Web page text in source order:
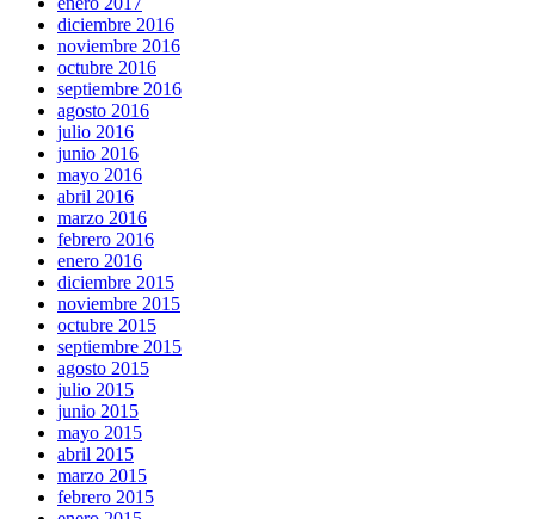
diciembre 2016
noviembre 2016
octubre 2016
septiembre 2016
agosto 2016
julio 2016
junio 2016
mayo 2016
abril 2016
marzo 2016
febrero 2016
enero 2016
diciembre 2015
noviembre 2015
octubre 2015
septiembre 2015
agosto 2015
julio 2015
junio 2015
mayo 2015
abril 2015
marzo 2015
febrero 2015